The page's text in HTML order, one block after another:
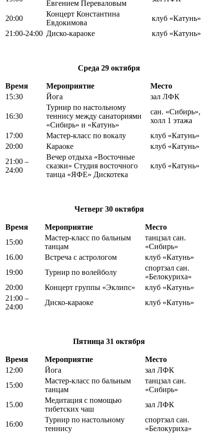
Евгением Переваловым
20:00
Концерт Константина
Евдокимова
клуб «Катунь»
21:00-24:00 Диско-караоке клуб «Катунь»
Среда 29 октября
Время Мероприятие
Место
15:30
Йога зал ЛФК
16:30
Турнир по настольному
теннису между санаториями
«Сибирь» и «Катунь»
сан. «Сибирь»,
холл 1 этажа
17:00
Мастер-класс по вокалу
клуб «Катунь»
20:00
Караоке
клуб «Катунь»
21:00 –
24:00
Вечер отдыха «Восточные
сказки» Студия восточного
танца «ЯФЕ» Дискотека
клуб «Катунь»
Четверг30 октября
Время Мероприятие
Место
15:00
Мастер-класс по бальным
танцам
танцзал сан.
«Сибирь»
16.00
Встреча с астрологом
клуб «Катунь»
19:00
Турнир по волейболу
спортзал сан.
«Белокуриха»
20:00
Концерт группы «Эклипс»
клуб «Катунь»
21:00 –
24:00
Диско-караоке клуб «Катунь»
Пятница 31 октября
Время Мероприятие
Место
12:00
Йога
зал ЛФК
15:00
Мастер-класс по бальным
танцам
танцзал сан.
«Сибирь»
15.00
Медитация с помощью
тибетских чаш
зал ЛФК
16:00
Турнир по настольному
теннису
спортзал сан.
«Белокуриха»